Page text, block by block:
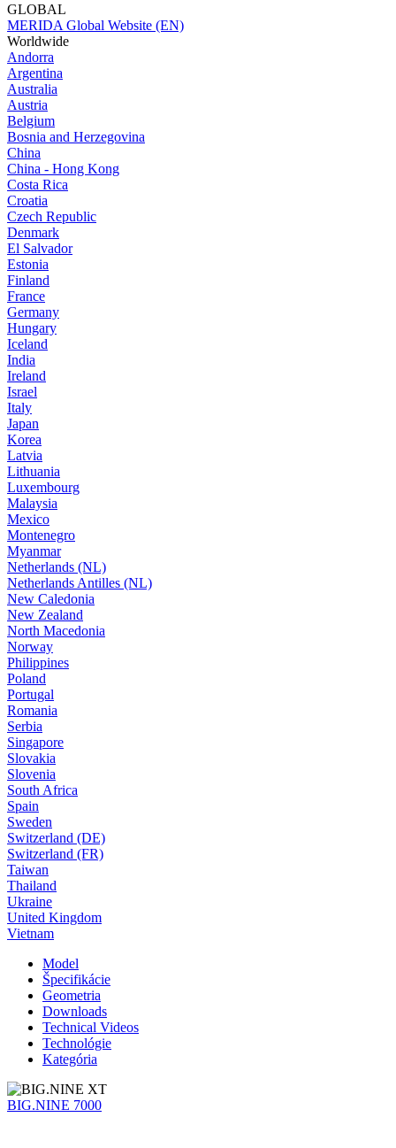
GLOBAL
MERIDA Global Website (EN)
Worldwide
Andorra
Argentina
Australia
Austria
Belgium
Bosnia and Herzegovina
China
China - Hong Kong
Costa Rica
Croatia
Czech Republic
Denmark
El Salvador
Estonia
Finland
France
Germany
Hungary
Iceland
India
Ireland
Israel
Italy
Japan
Korea
Latvia
Lithuania
Luxembourg
Malaysia
Mexico
Montenegro
Myanmar
Netherlands (NL)
Netherlands Antilles (NL)
New Caledonia
New Zealand
North Macedonia
Norway
Philippines
Poland
Portugal
Romania
Serbia
Singapore
Slovakia
Slovenia
South Africa
Spain
Sweden
Switzerland (DE)
Switzerland (FR)
Taiwan
Thailand
Ukraine
United Kingdom
Vietnam
Model
Špecifikácie
Geometria
Downloads
Technical Videos
Technológie
Kategória
BIG.NINE 7000